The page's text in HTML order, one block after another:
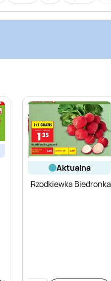
aktualna
Rzodkiewka Biedronka